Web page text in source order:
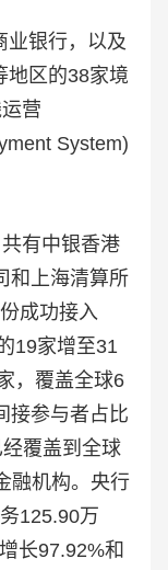
业银行，以及
地区的38家境
营
System)
有中银香港
和上海清算所
成功接入
19家增至31
，覆盖全球6
接参与者占比
覆盖到全球
融机构。央行
125.90万
长97.92%和